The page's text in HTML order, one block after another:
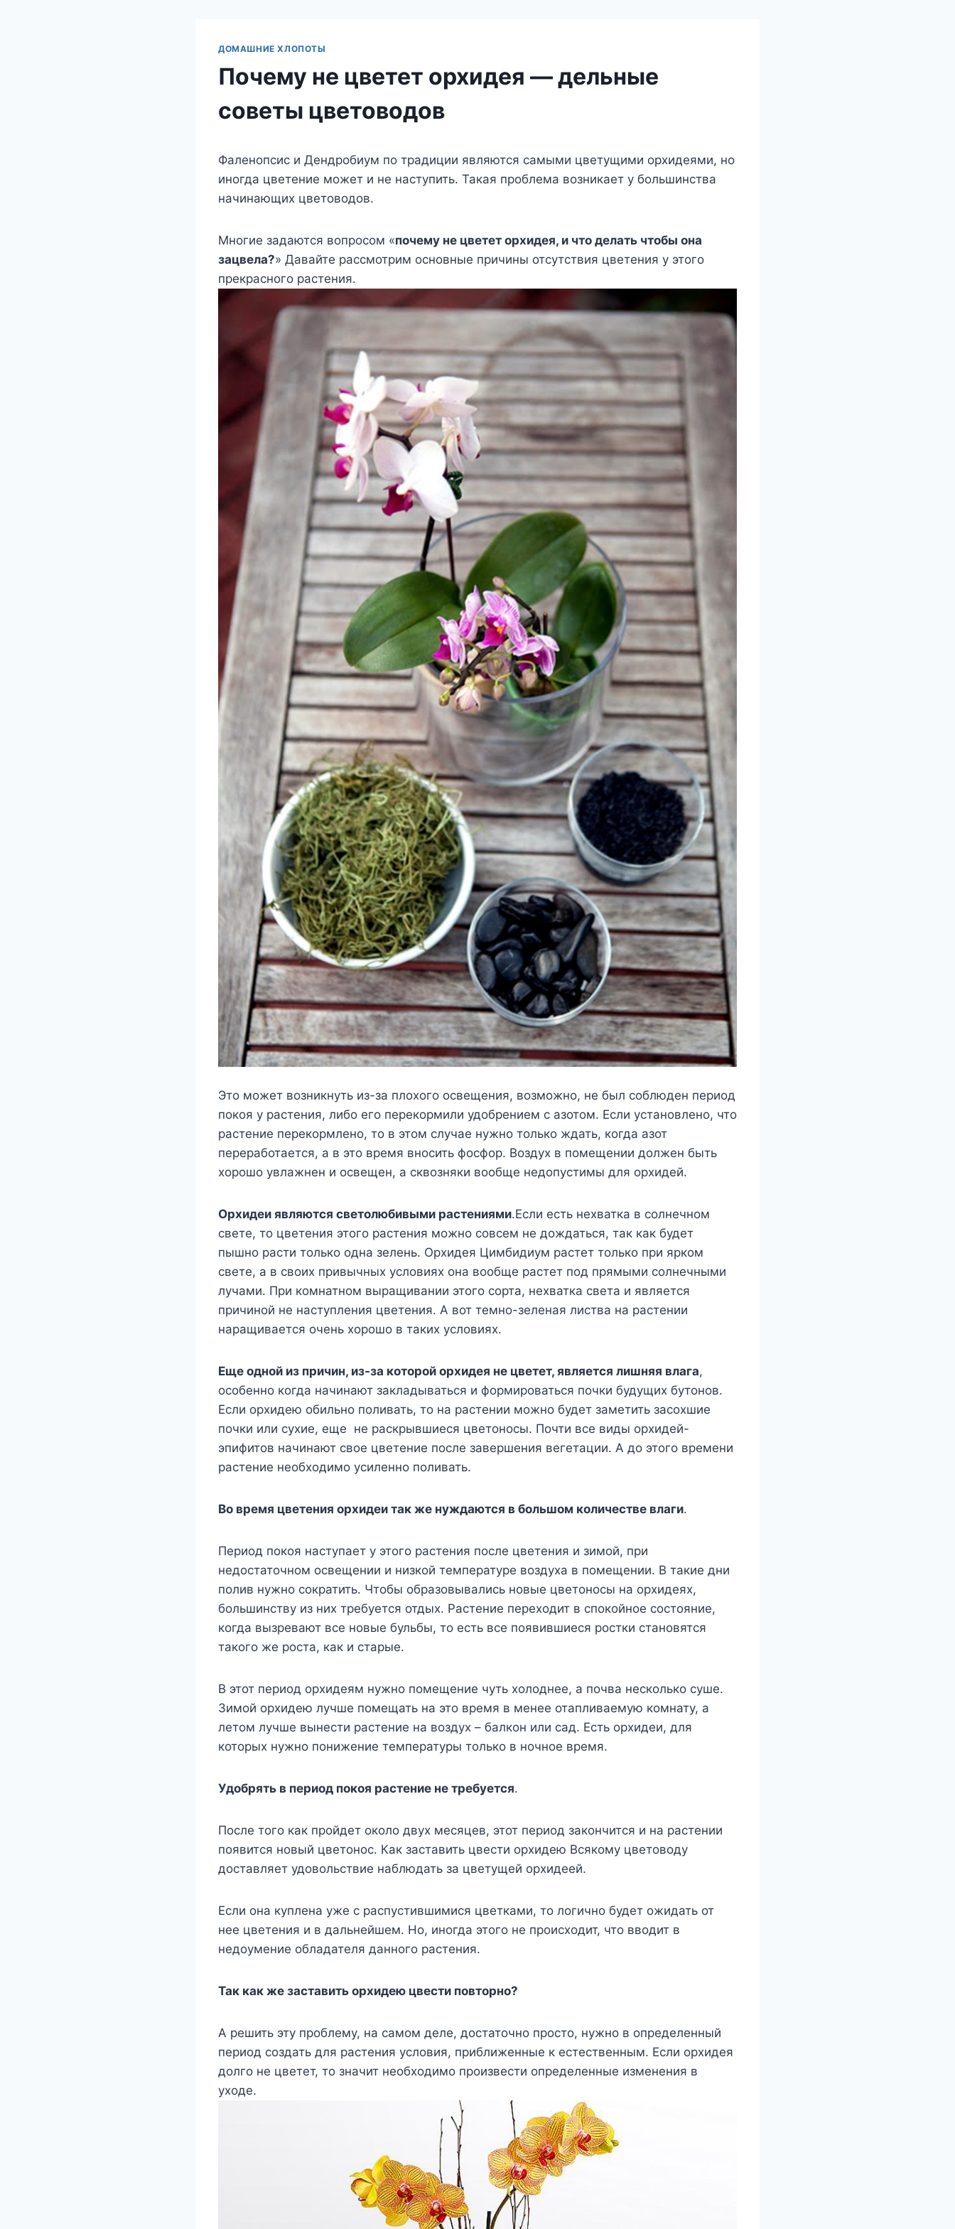
ДОМАШНИЕ ХЛОПОТЫ
Почему не цветет орхидея — дельные
советы цветоводов
Фаленопсис и Дендробиум по традиции являются самыми цветущими орхидеями, но
иногда цветение может и не наступить. Такая проблема возникает у большинства
начинающих цветоводов.
Многие задаются вопросом «почему не цветет орхидея, и что делать чтобы она
зацвела?» Давайте рассмотрим основные причины отсутствия цветения у этого
прекрасного растения.
Это может возникнуть из-за плохого освещения, возможно, не был соблюден период
покоя у растения, либо его перекормили удобрением с азотом. Если установлено, что
растение перекормлено, то в этом случае нужно только ждать, когда азот
переработается, а в это время вносить фосфор. Воздух в помещении должен быть
хорошо увлажнен и освещен, а сквозняки вообще недопустимы для орхидей.
Орхидеи являются светолюбивыми растениями.Если есть нехватка в солнечном
свете, то цветения этого растения можно совсем не дождаться, так как будет
пышно расти только одна зелень. Орхидея Цимбидиум растет только при ярком
свете, а в своих привычных условиях она вообще растет под прямыми солнечными
лучами. При комнатном выращивании этого сорта, нехватка света и является
причиной не наступления цветения. А вот темно-зеленая листва на растении
наращивается очень хорошо в таких условиях.
Еще одной из причин, из-за которой орхидея не цветет, является лишняя влага,
особенно когда начинают закладываться и формироваться почки будущих бутонов.
Если орхидею обильно поливать, то на растении можно будет заметить засохшие
почки или сухие, еще не раскрывшиеся цветоносы. Почти все виды орхидей-
эпифитов начинают свое цветение после завершения вегетации. А до этого времени
растение необходимо усиленно поливать.
Во время цветения орхидеи так же нуждаются в большом количестве влаги.
Период покоя наступает у этого растения после цветения и зимой, при
недостаточном освещении и низкой температуре воздуха в помещении. В такие дни
полив нужно сократить. Чтобы образовывались новые цветоносы на орхидеях,
большинству из них требуется отдых. Растение переходит в спокойное состояние,
когда вызревают все новые бульбы, то есть все появившиеся ростки становятся
такого же роста, как и старые.
В этот период орхидеям нужно помещение чуть холоднее, а почва несколько суше.
Зимой орхидею лучше помещать на это время в менее отапливаемую комнату, а
летом лучше вынести растение на воздух – балкон или сад. Есть орхидеи, для
которых нужно понижение температуры только в ночное время.
Удобрять в период покоя растение не требуется.
После того как пройдет около двух месяцев, этот период закончится и на растении
появится новый цветонос. Как заставить цвести орхидею Всякому цветоводу
доставляет удовольствие наблюдать за цветущей орхидеей.
Если она куплена уже с распустившимися цветками, то логично будет ожидать от
нее цветения и в дальнейшем. Но, иногда этого не происходит, что вводит в
недоумение обладателя данного растения.
Так как же заставить орхидею цвести повторно?
А решить эту проблему, на самом деле, достаточно просто, нужно в определенный
период создать для растения условия, приближенные к естественным. Если орхидея
долго не цветет, то значит необходимо произвести определенные изменения в
уходе.